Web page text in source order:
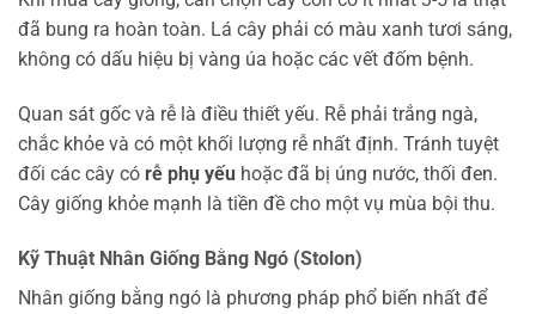
đã bung ra hoàn toàn. Lá cây phải có màu xanh tươi sáng,
không có dấu hiệu bị vàng úa hoặc các vết đốm bệnh.
Quan sát gốc và rễ là điều thiết yếu. Rễ phải trắng ngà,
chắc khỏe và có một khối lượng rễ nhất định. Tránh tuyệt
đối các cây có rễ phụ yếu hoặc đã bị úng nước, thối đen.
Cây giống khỏe mạnh là tiền đề cho một vụ mùa bội thu.
Kỹ Thuật Nhân Giống Bằng Ngó (Stolon)
Nhân giống bằng ngó là phương pháp phổ biến nhất để